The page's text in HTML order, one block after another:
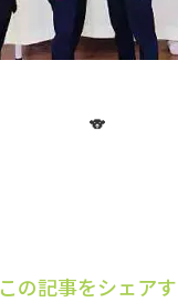
🐨
この記事をシェア